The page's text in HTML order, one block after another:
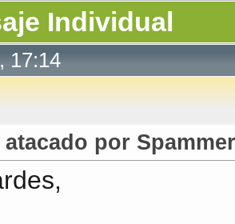
Individual
17:14
por